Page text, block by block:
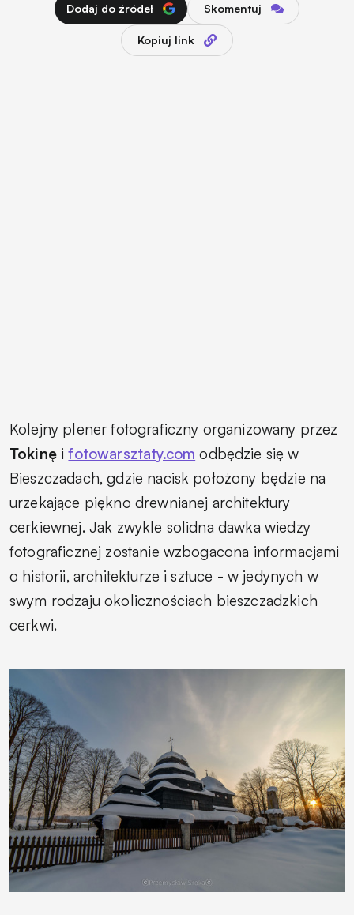
Dodaj do źródeł Skomentuj
Kopiuj link
Kolejny plener fotograficzny organizowany przez
Tokinęifotowarsztaty.com odbędzie się w
Bieszczadach, gdzie nacisk położony będzie na
urzekające piękno drewnianej architektury
cerkiewnej. Jak zwykle solidna dawka wiedzy
fotograficznej zostanie wzbogacona informacjami
o historii, architekturze i sztuce - w jedynych w
swym rodzaju okolicznościach bieszczadzkich
cerkwi.